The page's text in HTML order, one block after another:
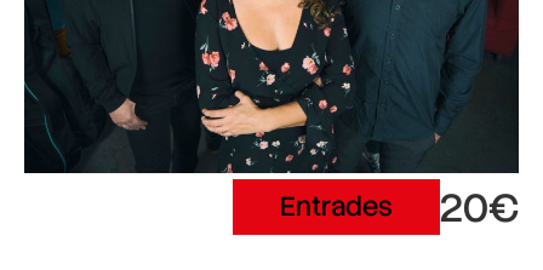
Entrades 20€